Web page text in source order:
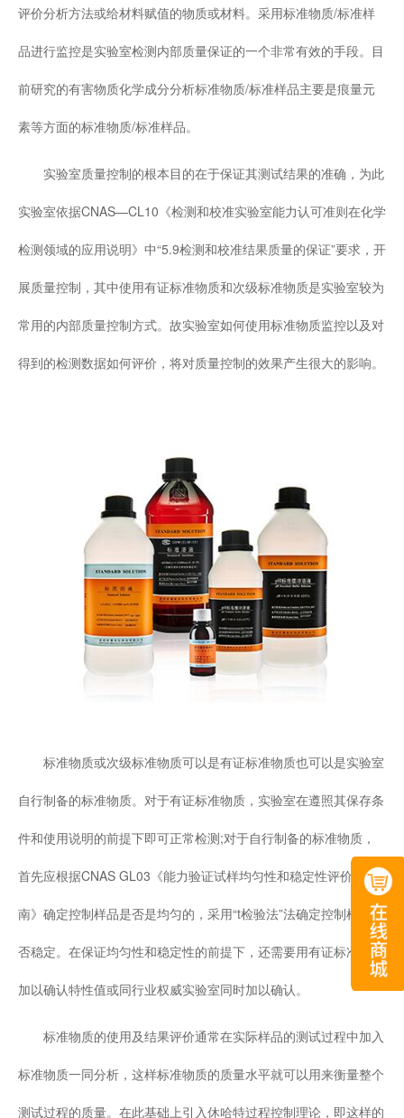
评价分析方法或给材料赋值的物质或材料。采用标准物质/标准样
品进行监控是实验室检测内部质量保证的一个非常有效的手段。目
前研究的有害物质化学成分分析标准物质/标准样品主要是痕量元
素等方面的标准物质/标准样品。
实验室质量控制的根本目的在于保证其测试结果的准确，为此
实验室依据CNAS—CL10《检测和校准实验室能力认可准则在化学
检测领域的应用说明》中“5.9检测和校准结果质量的保证”要求，开
展质量控制，其中使用有证标准物质和次级标准物质是实验室较为
常用的内部质量控制方式。故实验室如何使用标准物质监控以及对
得到的检测数据如何评价，将对质量控制的效果产生很大的影响。
标准物质或次级标准物质可以是有证标准物质也可以是实验室
自行制备的标准物质。对于有证标准物质，实验室在遵照其保存条
件和使用说明的前提下即可正常检测;对于自行制备的标准物质，
首先应根据CNAS GL03《能力验证试样均匀性和稳定性评价指
南》确定控制样品是否是均匀的，采用“t检验法”法确定控制样品是
否稳定。在保证均匀性和稳定性的前提下，还需要用有证标准物质
加以确认特性值或同行业权威实验室同时加以确认。
标准物质的使用及结果评价通常在实际样品的测试过程中加入
标准物质一同分析，这样标准物质的质量水平就可以用来衡量整个
测试过程的质量。在此基础上引入休哈特过程控制理论，即这样的